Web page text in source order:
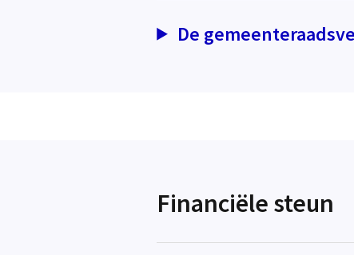
De
Financiële steun